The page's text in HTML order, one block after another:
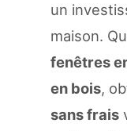
un
maison.
fenêtres
en bois,
sans frais